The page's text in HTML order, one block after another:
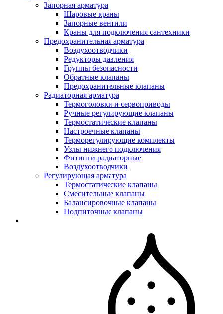
Запорная арматура
Шаровые краны
Запорные вентили
Краны для подключения сантехники
Предохранительная арматура
Воздухоотводчики
Редукторы давления
Группы безопасности
Обратные клапаны
Предохранительные клапаны
Радиаторная арматура
Термоголовки и сервоприводы
Ручные регулирующие клапаны
Термостатические клапаны
Настроечные клапаны
Терморегулирующие комплекты
Узлы нижнего подключения
Фитинги радиаторные
Воздухоотводчики
Регулирующая арматура
Термостатические клапаны
Смесительные клапаны
Балансировочные клапаны
Подпиточные клапаны